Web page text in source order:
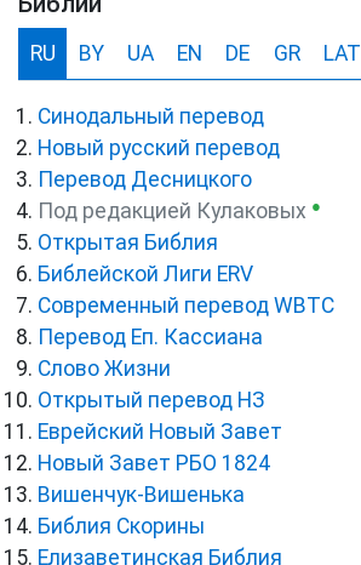
RU BY UA EN DE GR LAT
Синодальный перевод
Новый русский перевод
Перевод Десницкого
Под редакцией Кулаковых ●
Открытая Библия
Библейской Лиги ERV
Cовременный перевод WBTC
Перевод Еп. Кассиана
Слово Жизни
Открытый перевод НЗ
Еврейский Новый Завет
Новый Завет РБО 1824
Вишенчук-Вишенька
Библия Скорины
Елизаветинская Библия